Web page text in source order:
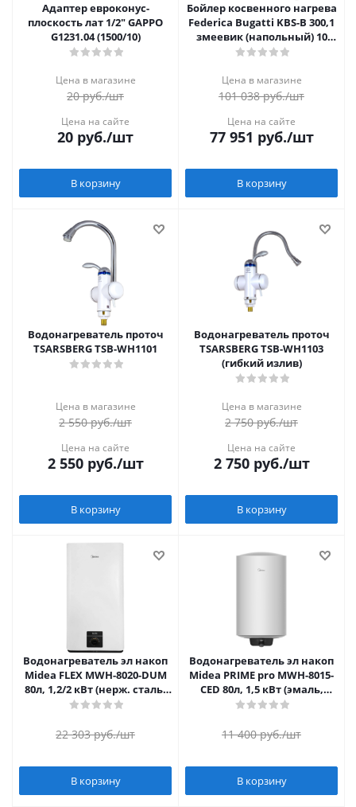
Адаптер евроконус-
плоскость лат 1/2" GAPPO
G1231.04 (1500/10)
Цена в магазине
20руб./шт
Цена на сайте
20 руб./шт
В корзину
Бойлер косвенного нагрева
Federica Bugatti KBS-B 300,1
змеевик (напольный) 10
бар, инспекционный люк
Цена в магазине
101 038руб./шт
Цена на сайте
77 951 руб./шт
В корзину
Водонагреватель проточ
TSARSBERG TSB-WH1101
Цена в магазине
2 550руб./шт
Цена на сайте
2 550руб./шт
В корзину
Водонагреватель проточ
TSARSBERG TSB-WH1103
(гибкий излив)
Цена в магазине
2 750руб./шт
Цена на сайте
2 750руб./шт
В корзину
Водонагреватель эл накоп
Midea FLEX MWH-8020-DUM
80л, 1,2/2 кВт (нерж. сталь,
плоский)
22 303руб./шт
В корзину
Водонагреватель эл накоп
Midea PRIME pro MWH-8015-
CED 80л, 1,5 кВт (эмаль,
круглый)
11 400руб./шт
В корзину